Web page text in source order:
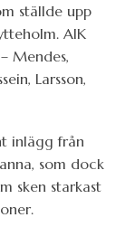
ställde upp
AIK
Mendes,
Larsson,
inlägg från
som dock
sken starkast